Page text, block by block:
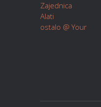
Zajednica
Alati
ostalo @ Your